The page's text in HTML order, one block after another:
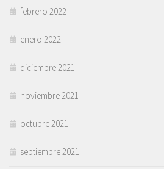
febrero 2022
enero 2022
diciembre 2021
noviembre 2021
octubre 2021
septiembre 2021